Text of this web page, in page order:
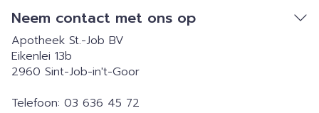
Neem contact met ons op
Apotheek St.-Job BV
Eikenlei 13b
2960 Sint-Job-in't-Goor
Telefoon: 03 636 45 72